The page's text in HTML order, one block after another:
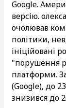
Google.
версію.
очолював
політики,
ініційовані
"порушення
платформи.
(Google), до
знизився до